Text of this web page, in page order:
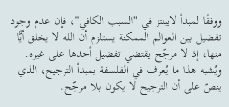
ووفقًا لمبدأ لايبنتز في "السبب الكافي"، فإن عدم وجود
تفضيل بين العوالم الممكنة يستلزم أن الله لا يخلق أيًّا
منها، إذ لا مرجّح يقتضي تفضيل أحدها على غيره.
ويُشبه هذا ما يُعرف في الفلسفة بمبدأ الترجيح، الذي
ينصّ على أن الترجيح لا يكون بلا مرجّح.